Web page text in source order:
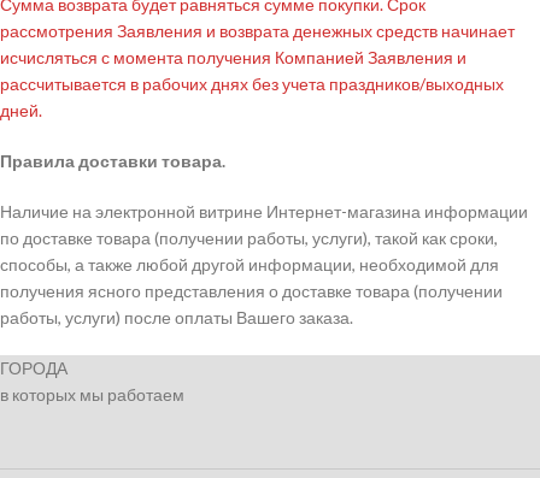
Сумма возврата будет равняться сумме покупки. Срок
рассмотрения Заявления и возврата денежных средств начинает
исчисляться с момента получения Компанией Заявления и
рассчитывается в рабочих днях без учета праздников/выходных
дней.
Правила доставки товара.
Наличие на электронной витрине Интернет-магазина информации
по доставке товара (получении работы, услуги), такой как сроки,
способы, а также любой другой информации, необходимой для
получения ясного представления о доставке товара (получении
работы, услуги) после оплаты Вашего заказа.
ГОРОДА
в которых мы работаем